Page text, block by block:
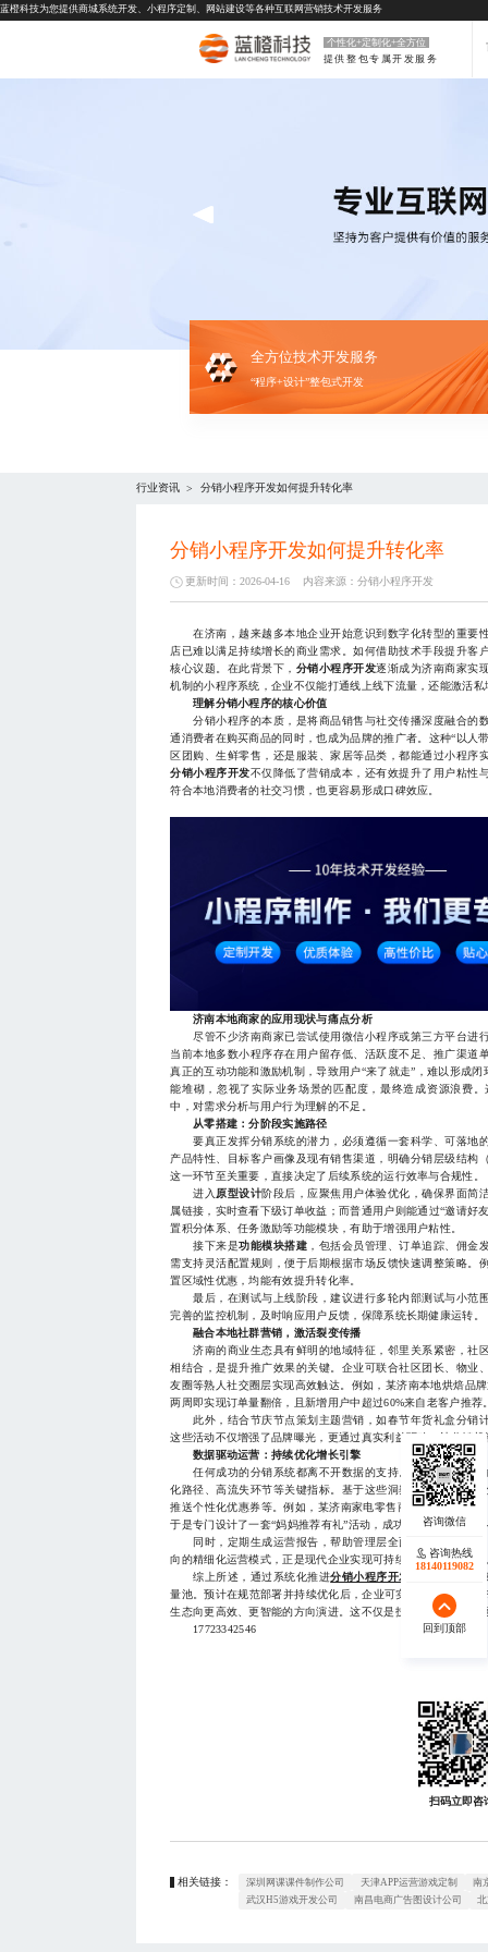
蓝橙科技为您提供商城系统开发、 小程序定制 、 网站建设等各种互联网营销技术开发服务
个性化+定制化+全方位
提供整包专属开发服务
全方位技术开发服务
“程序+设计”整包式开发
行业资讯 > 分销小程序开发如何提升转化率
分销小程序开发如何提升转化率
更新时间：2026-04-16 内容来源： 分销小程序开发
在济南，越来越多本地企业开始意识到数字化转型的重要
店已难以满足持续增长的商业需求。如何借助技术手段提升客
核心议题。在此背景下， 分销小程序开发逐渐成为济南商家实
机制的小程序系统，企业不仅能打通线上线下流量，还能激活
理解分销小程序的核心价值
分销小程序的本质，是将商品销售与社交传播深度融合的
通消费者在购买商品的同时，也成为品牌的推广者。这种“以
区团购、生鲜零售，还是服装、家居等品类，都能通过小程序
分销小程序开发不仅降低了营销成本，还有效提升了用户粘性
符合本地消费者的社交习惯，也更容易形成口碑效应。
济南本地商家的应用现状与痛点分析
尽管不少济南商家已尝试使用微信小程序或第三方平台进
当前本地多数小程序存在用户留存低、活跃度不足、推广渠道
真正的互动功能和激励机制，导致用户“来了就走”，难以形成
能堆砌，忽视了实际业务场景的匹配度，最终造成资源浪费
中，对需求分析与用户行为理解的不足。
从零搭建：分阶段实施路径
要真正发挥分销系统的潜力，必须遵循一套科学、可落地
产品特性、目标客户画像及现有销售渠道，明确分销层级结构
这一环节至关重要，直接决定了后续系统的运行效率与合规性。
进入原型设计阶段后，应聚焦用户体验优化，确保界面简
属链接，实时查看下级订单收益；而普通用户则能通过“邀请好
置积分体系、任务激励等功能模块，有助于增强用户粘性。
接下来是功能模块搭建 ，包括会员管理、订单追踪、佣金
需支持灵活配置规则，便于后期根据市场反馈快速调整策略。
置区域性优惠，均能有效提升转化率。
最后，在测试与上线阶段，建议进行多轮内部测试与小范
完善的监控机制，及时响应用户反馈，保障系统长期健康运转。
融合本地社群营销，激活裂变传播
济南的商业生态具有鲜明的地域特征，邻里关系紧密，社
相结合，是提升推广效果的关键。企业可联合社区团长、物业
友圈等熟人社交圈层实现高效触达。例如，某济南本地烘焙品
两周即实现订单量翻倍，且新增用户中超过60%来自老客户推荐
此外，结合节庆节点策划主题营销，如春节年货礼盒分销
这些活动不仅增强了品牌曝光，更通过真实利益驱动，让分销
数据驱动运营：持续优化增长引擎
任何成功的分销系统都离不开数据的支持。通过后台数据
化路径、高流失环节等关键指标。基于这些洞察，可针对性优
推送个性化优惠券等。例如，某济南家电零售商通过分析发现
于是专门设计了一套“妈妈推荐有礼”活动，成功带动该人群的转
同时，定期生成运营报告，帮助管理层全面评估系统成效
向的精细化运营模式，正是现代企业实现可持续增长的核心能力
综上所述，通过系统化推进分销小程序开发
，济南企业不
量池。预计在规范部署并持续优化后，企业可实现订单量增长
生态向更高效、更智能的方向演进。这不仅是技术层面的升级
17723342546
扫码立即咨
相关链接： 深圳网课课件制作公司 天津APP运营游戏定制
南
武汉H5游戏开发公司
南昌电商广告图设计公司
咨询热线
17723342546
回到顶部
咨询热线
18140119082
回到顶部